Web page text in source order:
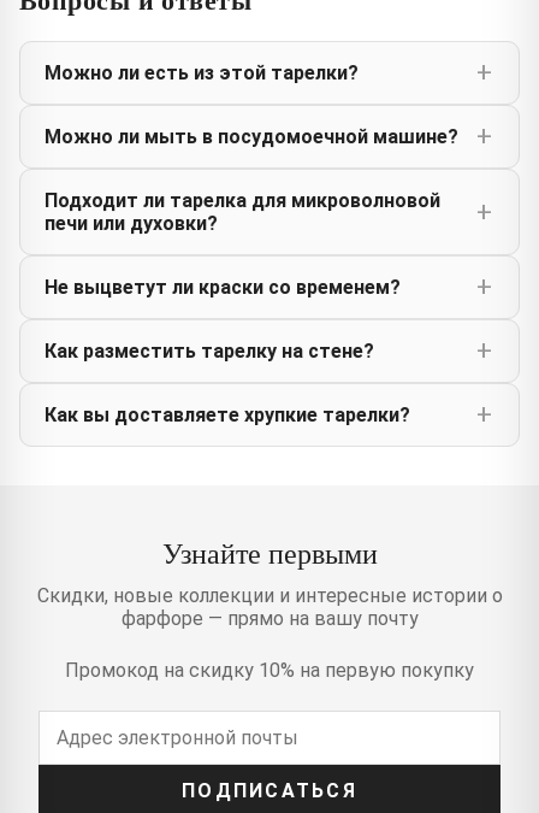
Можно ли есть из этой тарелки?
Можно ли мыть в посудомоечной машине?
Подходит ли тарелка для микроволновой
печи или духовки?
Не выцветут ли краски со временем?
Как разместить тарелку на стене?
Как вы доставляете хрупкие тарелки?
Узнайте первыми
Скидки, новые коллекции и интересные истории о
фарфоре — прямо на вашу почту
Промокод на скидку 10% на первую покупку
ПОДПИСАТЬСЯ